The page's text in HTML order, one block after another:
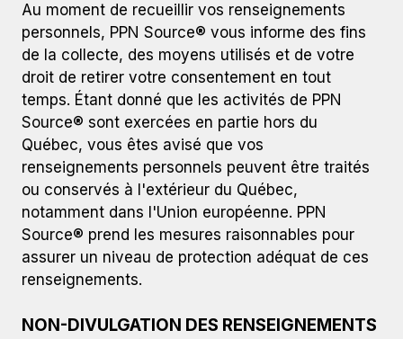
Au moment de recueillir vos renseignements
personnels, PPN Source® vous informe des fins
de la collecte, des moyens utilisés et de votre
droit de retirer votre consentement en tout
temps. Étant donné que les activités de PPN
Source® sont exercées en partie hors du
Québec, vous êtes avisé que vos
renseignements personnels peuvent être traités
ou conservés à l'extérieur du Québec,
notamment dans l'Union européenne. PPN
Source® prend les mesures raisonnables pour
assurer un niveau de protection adéquat de ces
renseignements.
NON-DIVULGATION DES RENSEIGNEMENTS